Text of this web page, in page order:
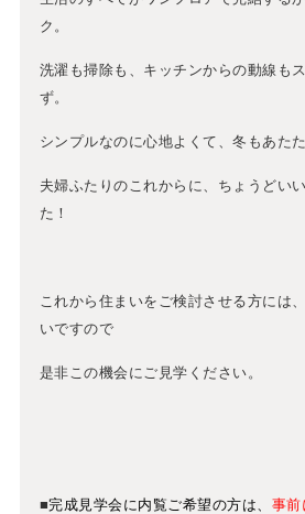
ク。
洗濯も掃除も、キッチンからの動線も
ず。
シンプルなのに心地よくて、冬もあたた
夫婦ふたりのこれからに、ちょうどい
た！
これから住まいをご検討させる方には
いですので
是非この機会にご見学ください。
■完成見学会に内覧ご希望の方は 事前